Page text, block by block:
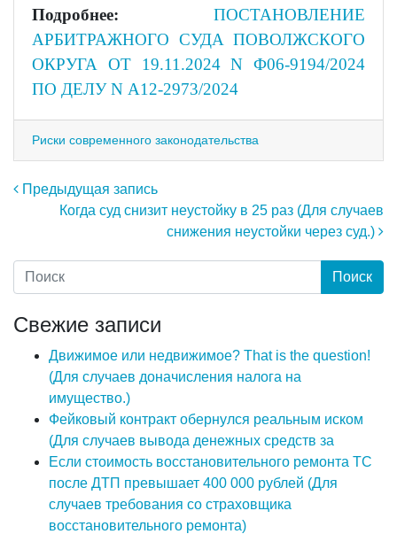
Подробнее: ПОСТАНОВЛЕНИЕ
АРБИТРАЖНОГО СУДА ПОВОЛЖСКОГО
ОКРУГА ОТ 19.11.2024 N Ф06-9194/2024
ПО ДЕЛУ N А12-2973/2024
Риски современного законодательства
Навигация по записям
Предыдущая запись
Когда суд снизит неустойку в 25 раз (Для случаев
снижения неустойки через суд.)
Свежие записи
Движимое или недвижимое? That is the question!
(Для случаев доначисления налога на
имущество.)
Фейковый контракт обернулся реальным иском
(Для случаев вывода денежных средств за
Если стоимость восстановительного ремонта ТС
после ДТП превышает 400 000 рублей (Для
случаев требования со страховщика
восстановительного ремонта)